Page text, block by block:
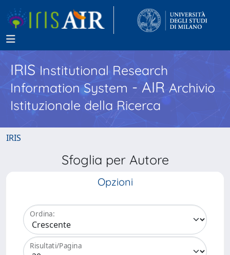
IRISInstitutional Research
Information System - AIR Archivio
Istituzionale della Ricerca
IRIS
Sfoglia per Autore
Opzioni
Ordina:
Risultati/Pagina